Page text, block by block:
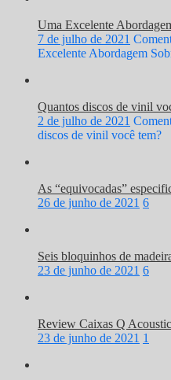
Uma Excelente
7 de julho de 2021
Excelente Abordagem
Quantos discos de vinil
2 de julho de 2021
discos de vinil você tem?
As “equivocadas”
26 de junho de 2021 6
Seis bloquinhos de
23 de junho de 2021 6
Review Caixas Q
23 de junho de 2021 1